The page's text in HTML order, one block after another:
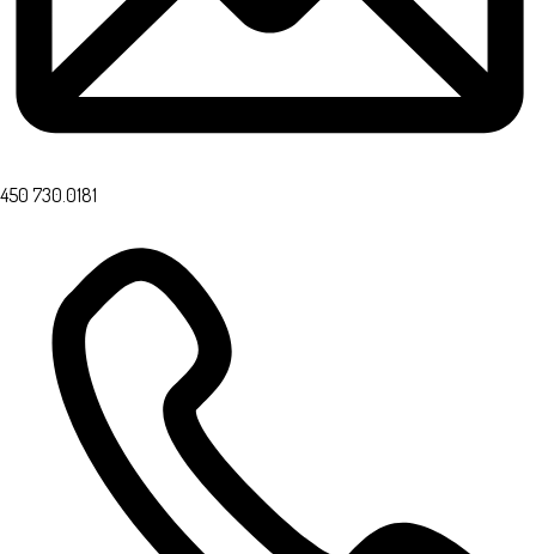
450 730.0181